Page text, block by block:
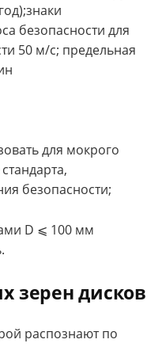
безопасности для
50 м/с; предельная
для мокрого
безопасности;
D ⩽ 100 мм
зерен дисков
распознают по